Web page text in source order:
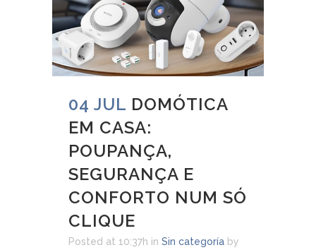
04 JUL DOMÓTICA
EM CASA:
POUPANÇA,
SEGURANÇA E
CONFORTO NUM SÓ
CLIQUE
Posted at 10:37h in Sin categoría by